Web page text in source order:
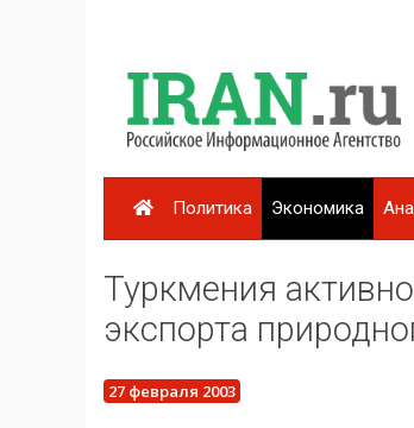
Политика Экономика
Туркмения
экспорта
27 февраля 2003